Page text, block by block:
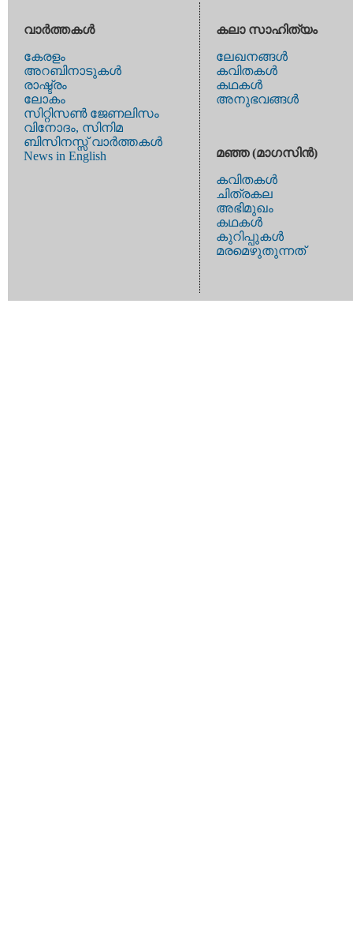
വാര്‍ത്തകള്‍
കേരളം
അറബിനാടുകള്‍
രാഷ്ട്രം
ലോകം
സിറ്റിസണ്‍ ജേണലിസം
വിനോദം, സിനിമ
ബിസിനസ്സ് വാര്‍ത്തകള്‍
News in English
കലാ സാഹിത്യം
ലേഖനങ്ങള്‍
കവിതകള്‍
കഥകള്‍
അനുഭവങ്ങള്‍
മഞ്ഞ (മാഗസിന്‍)
കവിതകള്‍
ചിത്രകല
അഭിമുഖം
കഥകള്‍
കുറിപ്പുകള്‍
മരമെഴുതുന്നത്